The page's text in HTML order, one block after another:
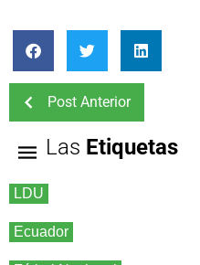
Post Anterior
Las Etiquetas
LDU
Ecuador